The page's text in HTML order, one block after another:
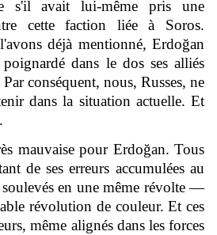
s'il avait lui-même pris une
cette faction liée à Soros.
déjà mentionné, Erdoğan
dans le dos ses alliés
conséquent, nous, Russes, ne
dans la situation actuelle. Et
mauvaise pour Erdoğan. Tous
de ses erreurs accumulées au
en une même révolte —
révolution de couleur. Et ces
même alignés dans les forces